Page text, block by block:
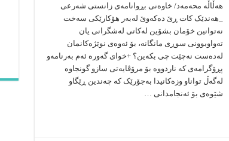
تەیەمووم
لەکاتی
واجببوونی
غوسڵ
دەرکردندا
هەڵاڵە محەمەد/ خاوەنی بڕوانامەی زانستی شەرعی
_هەندێک کات ڕێ دەکەوێ لەبەر هۆکارێکی سەخت
نەتوانین خۆمان بشۆین لەکاتی لەشگرانی یان
تەواوبوونی سوڕی مانگانە، بۆ ئەوەی نوێژەکانمان
لەدەست نەچێت چی بکەین؟ +خوای گەورە ئەم بەرنامەو
پڕۆگرامەی کە ناردووە بۆ مرۆڤایەتی سازو گونجاوە
لەگەڵ تواناو وزەکانیدا بەجۆرێک کە چەندین ڕێگاو
شێوەی بۆ ئەنجامدانی …